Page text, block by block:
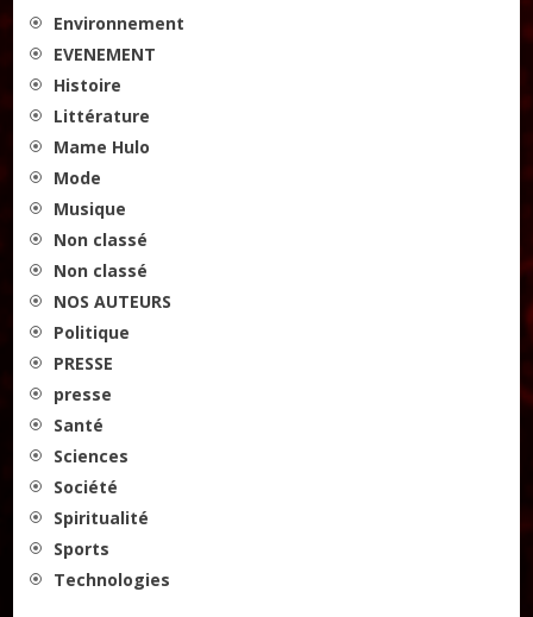
Environnement
EVENEMENT
Histoire
Littérature
Mame Hulo
Mode
Musique
Non classé
Non classé
NOS AUTEURS
Politique
PRESSE
presse
Santé
Sciences
Société
Spiritualité
Sports
Technologies